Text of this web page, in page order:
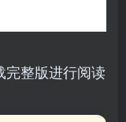
整版进行阅读